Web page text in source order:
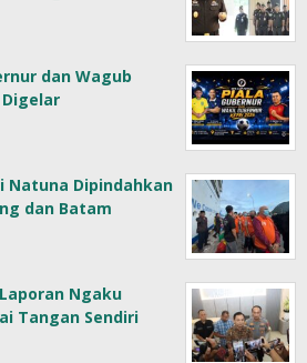
dan Wagub
Digelar
Natuna Dipindahkan
dan Batam
Ngaku
Tangan Sendiri